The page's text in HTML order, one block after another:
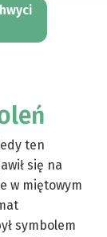
ten
się na
w miętowym
symbolem